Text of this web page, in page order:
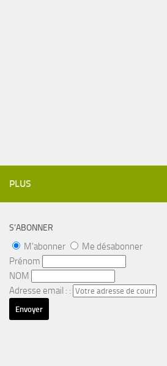
PLUS
S’ABONNER
M'abonner
Me désabonner
Prénom
NOM
Adresse email : :